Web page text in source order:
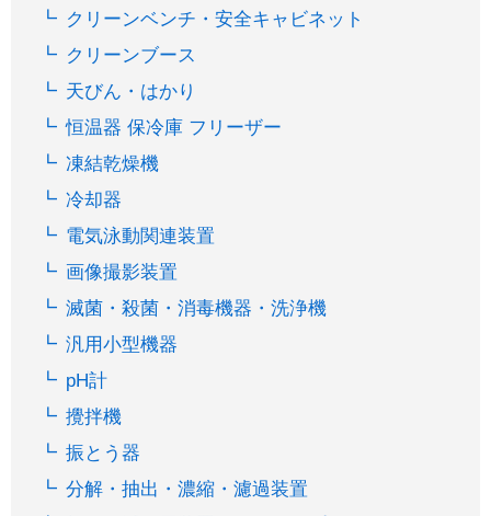
クリーンベンチ・安全キャビネット
クリーンブース
天びん・はかり
恒温器 保冷庫 フリーザー
凍結乾燥機
冷却器
電気泳動関連装置
画像撮影装置
滅菌・殺菌・消毒機器・洗浄機
汎用小型機器
pH計
攪拌機
振とう器
分解・抽出・濃縮・濾過装置